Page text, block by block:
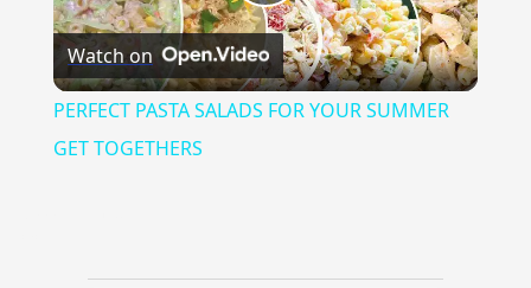
Video
Watch on
PERFECT PASTA SALADS FOR YOUR SUMMER
GET TOGETHERS